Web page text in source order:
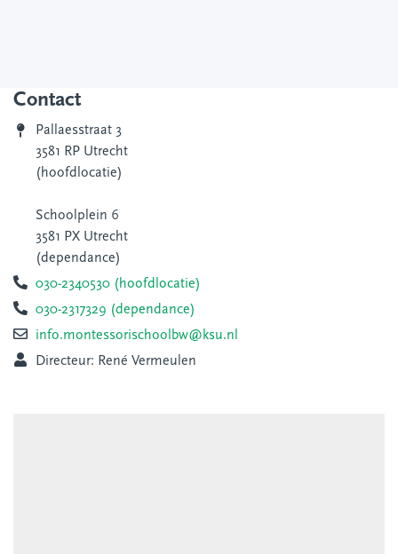
Contact
Pallaesstraat 3
3581 RP Utrecht
(hoofdlocatie)
Schoolplein 6
3581 PX Utrecht
(dependance)
030-2340530 (hoofdlocatie)
030-2317329 (dependance)
info.montessorischoolbw@ksu.nl
Directeur: René Vermeulen